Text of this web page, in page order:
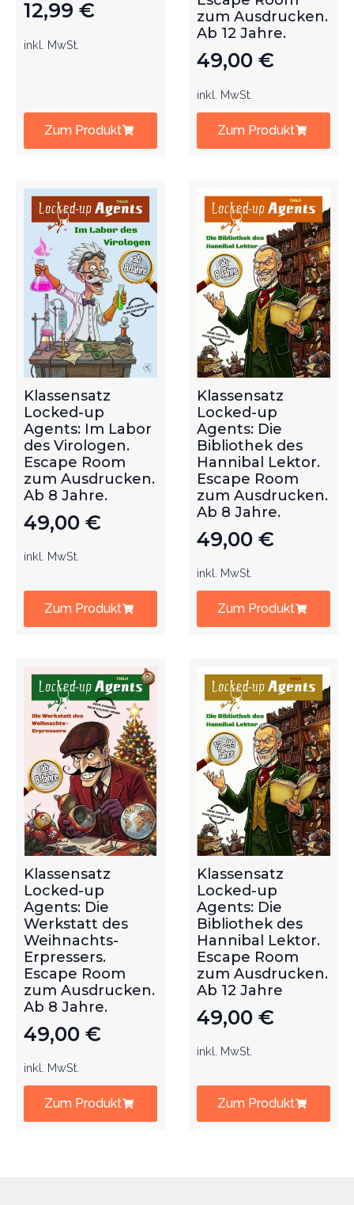
12,99 €
inkl. MwSt.
Zum Produkt
zum Ausdrucken.
Ab 12 Jahre.
49,00 €
inkl. MwSt.
Zum Produkt
Klassensatz
Locked-up
Agents: Im Labor
des Virologen.
Escape Room
zum Ausdrucken.
Ab 8 Jahre.
49,00 €
inkl. MwSt.
Zum Produkt
Klassensatz
Locked-up
Agents: Die
Bibliothek des
Hannibal Lektor.
Escape Room
zum Ausdrucken.
Ab 8 Jahre.
49,00 €
inkl. MwSt.
Zum Produkt
Klassensatz
Locked-up
Agents: Die
Werkstatt des
Weihnachts-
Erpressers.
Escape Room
zum Ausdrucken.
Ab 8 Jahre.
49,00 €
inkl. MwSt.
Zum Produkt
Klassensatz
Locked-up
Agents: Die
Bibliothek des
Hannibal Lektor.
Escape Room
zum Ausdrucken.
Ab 12 Jahre
49,00 €
inkl. MwSt.
Zum Produkt